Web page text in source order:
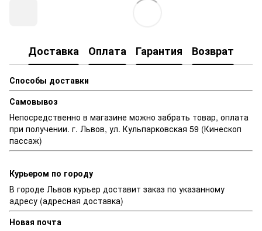
Доставка Оплата Гарантия Возврат
Способы доставки
Самовывоз
Непосредственно в магазине можно забрать товар, оплата
при получении. г. Львов, ул. Кульпарковская 59 (Кинескоп
пассаж)
Курьером по городу
В городе Львов курьер доставит заказ по указанному
адресу (адресная доставка)
Новая почта